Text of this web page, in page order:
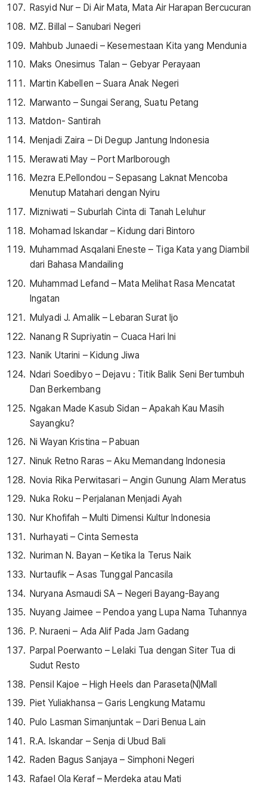
Rasyid Nur – Di Air Mata, Mata Air Harapan Bercucuran
MZ. Billal – Sanubari Negeri
Mahbub Junaedi – Kesemestaan Kita yang Mendunia
Maks Onesimus Talan – Gebyar Perayaan
Martin Kabellen – Suara Anak Negeri
Marwanto – Sungai Serang, Suatu Petang
Matdon- Santirah
Menjadi Zaira – Di Degup Jantung Indonesia
Merawati May – Port Marlborough
Mezra E.Pellondou – Sepasang Laknat Mencoba
Menutup Matahari dengan Nyiru
Mizniwati – Suburlah Cinta di Tanah Leluhur
Mohamad Iskandar – Kidung dari Bintoro
Muhammad Asqalani Eneste – Tiga Kata yang Diambil
dari Bahasa Mandailing
Muhammad Lefand – Mata Melihat Rasa Mencatat
Ingatan
Mulyadi J. Amalik – Lebaran Surat Ijo
Nanang R Supriyatin – Cuaca Hari Ini
Nanik Utarini – Kidung Jiwa
Ndari Soedibyo – Dejavu : Titik Balik Seni Bertumbuh
Dan Berkembang
Ngakan Made Kasub Sidan – Apakah Kau Masih
Sayangku?
Ni Wayan Kristina – Pabuan
Ninuk Retno Raras – Aku Memandang Indonesia
Novia Rika Perwitasari – Angin Gunung Alam Meratus
Nuka Roku – Perjalanan Menjadi Ayah
Nur Khofifah – Multi Dimensi Kultur Indonesia
Nurhayati – Cinta Semesta
Nuriman N. Bayan – Ketika Ia Terus Naik
Nurtaufik – Asas Tunggal Pancasila
Nuryana Asmaudi SA – Negeri Bayang-Bayang
Nuyang Jaimee – Pendoa yang Lupa Nama Tuhannya
P. Nuraeni – Ada Alif Pada Jam Gadang
Parpal Poerwanto – Lelaki Tua dengan Siter Tua di
Sudut Resto
Pensil Kajoe – High Heels dan Paraseta(N)Mall
Piet Yuliakhansa – Garis Lengkung Matamu
Pulo Lasman Simanjuntak – Dari Benua Lain
R.A. Iskandar – Senja di Ubud Bali
Raden Bagus Sanjaya – Simphoni Negeri
Rafael Ola Keraf – Merdeka atau Mati